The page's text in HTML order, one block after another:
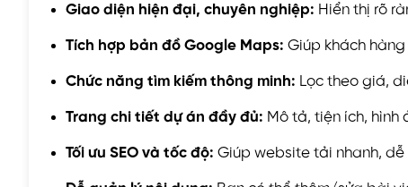
Giao diện hiện đại, chuyên nghiệp: Hiển thị rõ
Tích hợp bản đồ Google Maps: Giúp khách
Chức năng tìm kiếm thông minh: Lọc theo giá,
Trang chi tiết dự án đầy đủ: Mô tả, tiện ích, hình
Tối ưu SEO và tốc độ: Giúp website tải nhanh,